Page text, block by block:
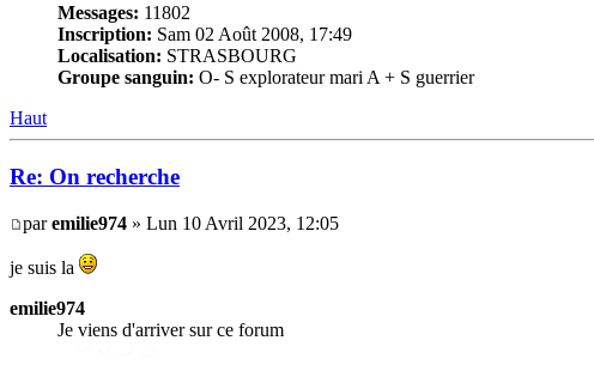
Messages: 11802
Inscription: Sam 02 Août 2008, 17:49
Localisation: STRASBOURG
Groupe sanguin: O- S explorateur mari A + S guerrier
Haut
Re: On recherche
paremilie974 » Lun 10 Avril 2023, 12:05
je suis la
emilie974
Je viens d'arriver sur ce forum